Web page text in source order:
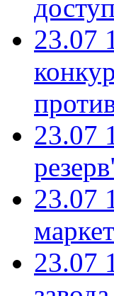
23.07
23.07
23.07
23.07